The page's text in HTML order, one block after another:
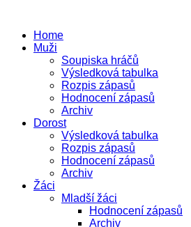
Home
Muži
Soupiska hráčů
Výsledková tabulka
Rozpis zápasů
Hodnocení zápasů
Archiv
Dorost
Výsledková tabulka
Rozpis zápasů
Hodnocení zápasů
Archiv
Žáci
Mladší žáci
Hodnocení zápasů
Archiv